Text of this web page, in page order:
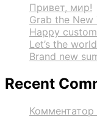
Привет, мир!
Grab the
Happy
Let’s the
Brand new
Recent
Комментатор